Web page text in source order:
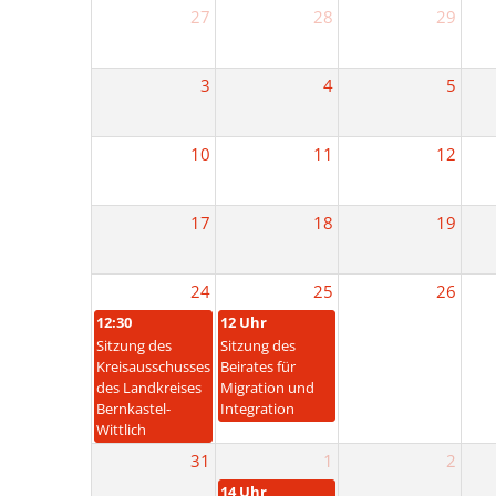
Stellenangebote/Ausbildung
Verwaltungswirt/
Bachelor of Arts
Vergaben
Leitbild der Kreisverwaltung
Kreishaus & Fritz von Wille
E-Rechnungen
27 28 29
3 4 5
10 11 12
17 18 19
24
12:30
Sitzung des
Kreisausschusses
des Landkreises
Bernkastel-
Wittlich
25
12 Uhr
Sitzung des
Beirates für
Migration und
Integration
26
31 1
14 Uhr
2